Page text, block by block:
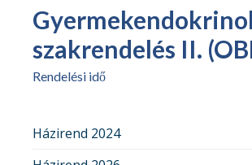
szakrendelés II.
Rendelési idő
Házirend 2024